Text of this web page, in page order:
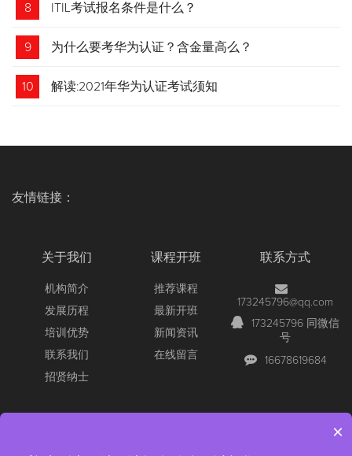
8 ITIL考试报名条件是什么？
9 为什么要考华为认证？含金量高么？
10 解读:2021年华为认证考试须知
友情链接：
关于我们
机构简介
发展历程
培训优势
联系我们
招贤纳士
课程开班
推荐课程
最新开班
新闻资讯
在线留言
联系方式
173245796@qq.com
173245796 同微信
号
16678619684
×